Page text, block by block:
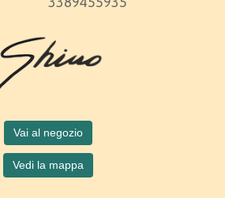
Vai al negozio
Vedi la mappa